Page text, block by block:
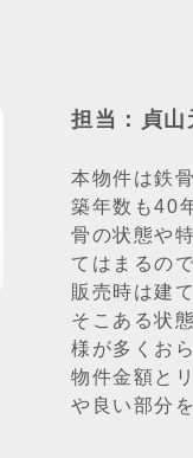
担当：貞山
本物件は鉄
築年数も40
骨の状態や
てはまるの
販売時は建
そこある状
様が多くお
物件金額と
や良い部分